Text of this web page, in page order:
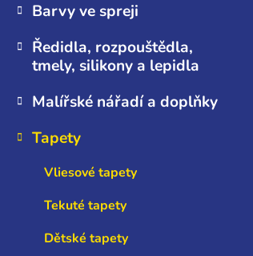
Barvy ve spreji
Ředidla, rozpouštědla,
tmely, silikony a lepidla
Malířské nářadí a doplňky
Tapety
Vliesové tapety
Tekuté tapety
Dětské tapety